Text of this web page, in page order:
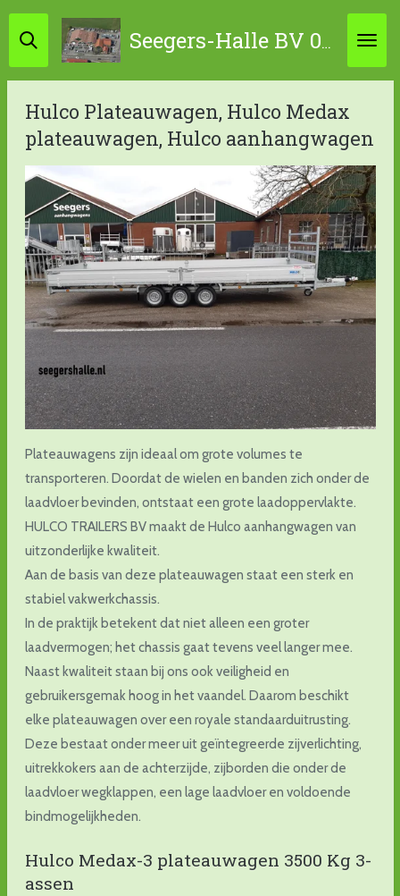
Ga
direct
naar
hoofdinhoud
Seegers-Halle BV 0314-631798 / 06-45867034
Hulco Plateauwagen, Hulco Medax
plateauwagen, Hulco aanhangwagen
Plateauwagens zijn ideaal om grote volumes te
transporteren. Doordat de wielen en banden zich onder de
laadvloer bevinden, ontstaat een grote laadoppervlakte.
HULCO TRAILERS BV maakt de Hulco aanhangwagen van
uitzonderlijke kwaliteit.
Aan de basis van deze plateauwagen staat een sterk en
stabiel vakwerkchassis.
In de praktijk betekent dat niet alleen een groter
laadvermogen; het chassis gaat tevens veel langer mee.
Naast kwaliteit staan bij ons ook veiligheid en
gebruikersgemak hoog in het vaandel. Daarom beschikt
elke plateauwagen over een royale standaarduitrusting.
Deze bestaat onder meer uit geïntegreerde zijverlichting,
uitrekkokers aan de achterzijde, zijborden die onder de
laadvloer wegklappen, een lage laadvloer en voldoende
bindmogelijkheden.
Hulco Medax-3 plateauwagen 3500 Kg 3-
assen